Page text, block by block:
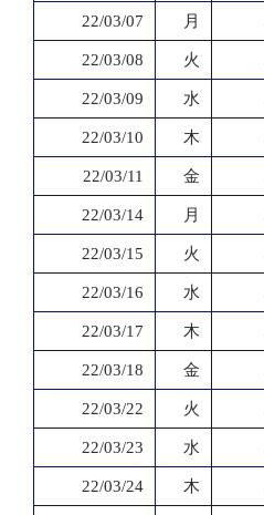
22/03/07 月
22/03/08 火
22/03/09 水
22/03/10 木
22/03/11 金
22/03/14 月
22/03/15 火
22/03/16 水
22/03/17 木
22/03/18 金
22/03/22 火
22/03/23 水
22/03/24 木